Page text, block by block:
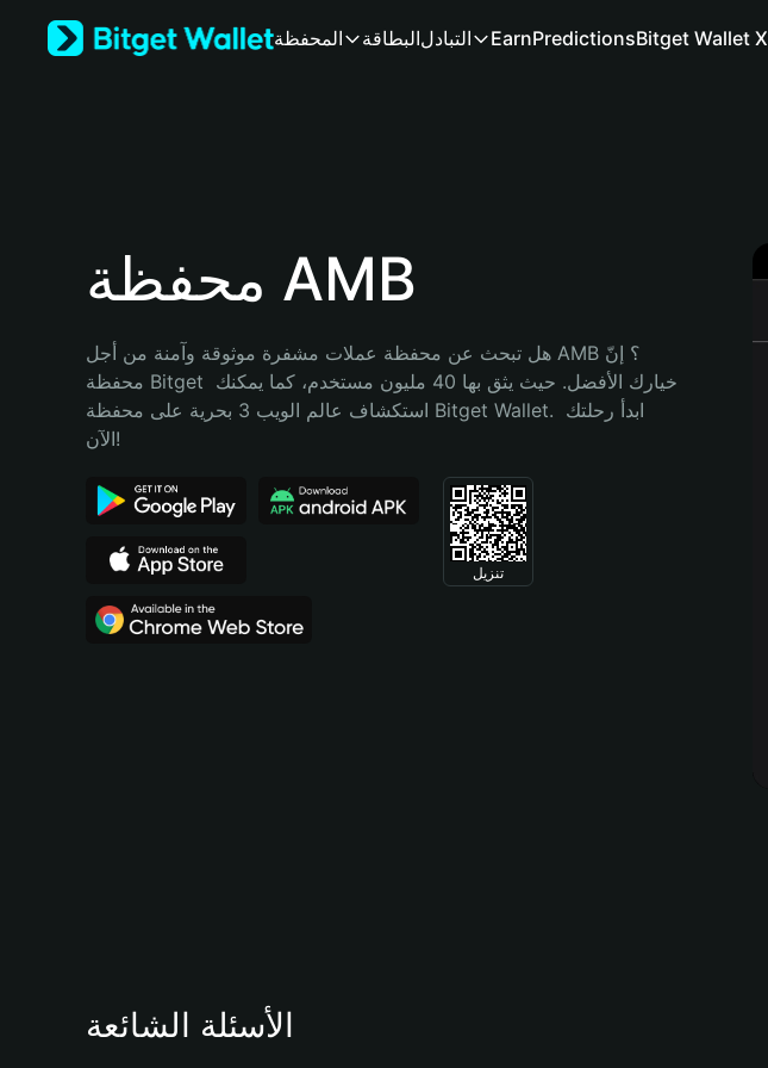
Bahasa Indonesia
Português (Brasil)
المحفظة البطاقةالتبادل EarnPredictionsBitget Wallet X
محفظة AMB
هل تبحث عن محفظة عملات مشفرة موثوقة وآمنة من أجل AMB؟ إنّ
محفظة Bitget خيارك الأفضل. حيث يثق بها 40 مليون مستخدم، كما يمكنك
استكشاف عالم الويب 3 بحرية على محفظة Bitget Wallet. ابدأ رحلتك
الآن!
تنزيل
الأسئلة الشائعة